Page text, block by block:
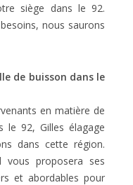
siège dans le 92.
nous saurons
de buisson dans le
en matière de
le 92, Gilles élagage
dans cette région.
vous proposera ses
et abordables pour